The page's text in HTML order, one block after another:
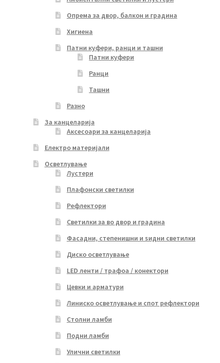
Опрема за двор, балкон и градина
Хигиена
Патни куфери, ранци и ташни
Патни куфери
Ранци
Ташни
Разно
За канцеларија
Аксесоари за канцеларија
Електро материјали
Осветлување
Лустери
Плафонски светилки
Рефлектори
Светилки за во двор и градина
Фасадни, степенишни и ѕидни светилки
Диско осветлување
LED ленти / трафоа / конектори
Цевки и арматури
Линиско осветлување и спот рефлектори
Столни ламби
Подни ламби
Улични светилки